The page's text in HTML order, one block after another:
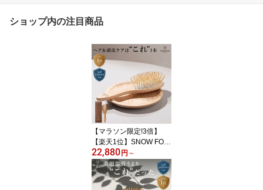
ショップ内の注目商品
【マラソン限定!3倍】
【楽天1位】SNOW FOX
SKINCARE プレミアム F
OX カッサ ビーチウッド
ヘアブラシ 木製 くし 頭
皮ケア ヘアケア 引っ越
22,880 円 ～